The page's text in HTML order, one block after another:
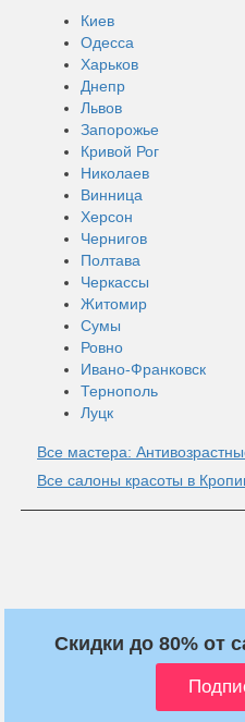
Киев
Одесса
Харьков
Днепр
Львов
Запорожье
Кривой Рог
Николаев
Винница
Херсон
Чернигов
Полтава
Черкассы
Житомир
Сумы
Ровно
Ивано-Франковск
Тернополь
Луцк
Все мастера:
Все салоны красоты в
Скидки до 80% от